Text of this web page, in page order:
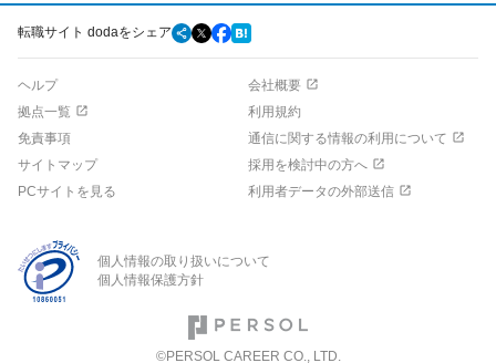
転職サイト dodaをシェア
ヘルプ
会社概要
拠点一覧
利用規約
免責事項
通信に関する情報の利用について
サイトマップ
採用を検討中の方へ
PCサイトを見る
利用者データの外部送信
個人情報の取り扱いについて
個人情報保護方針
©PERSOL CAREER CO., LTD.